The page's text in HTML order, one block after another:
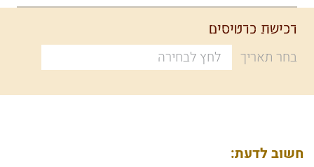
רכישת כרטיסים
בחר תאריך לחץ לבחירה
חשוב לדעת: